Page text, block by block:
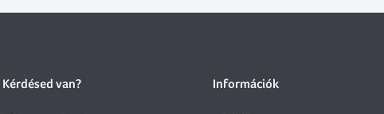
Kérdésed van? Információk